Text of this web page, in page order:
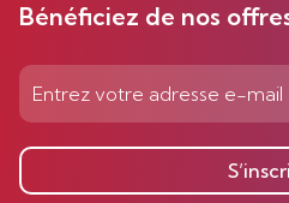
Bénéficiez de nos